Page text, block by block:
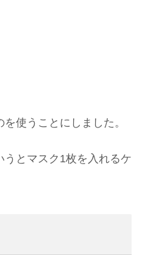
使うことにしました。
とマスク1枚を入れるケ